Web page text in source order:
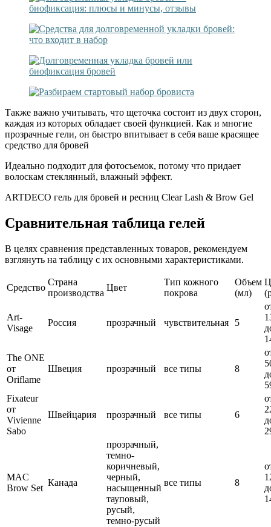
Также важно учитывать, что щеточка состоит из двух сторон,
каждая из которых обладает своей функцией. Как и многие
прозрачные гели, он быстро впитывает в себя ваше красящее
средство для бровей
Идеально подходит для фотосъемок, потому что придает
волоскам стеклянный, влажный эффект.
ARTDECO гель для бровей и ресниц Clear Lash & Brow Gel
Сравнительная таблица гелей
В целях сравнения представленных товаров, рекомендуем
взглянуть на таблицу с их основными характеристиками.
Средство
Страна
производства
Цвет
Тип кожного
покрова
Объем
(мл)
Art-
Visage
Россия прозрачный чувствительная 5
The ONE
от
Oriflame
Швеция прозрачный все типы 8
Fixateur
от
Vivienne
Sabo
Швейцария прозрачный все типы 6
MAC
Brow Set
Канада
прозрачный,
темно-
коричневый,
черный,
насыщенный
тауповый,
русый,
темно-русый
все типы 8